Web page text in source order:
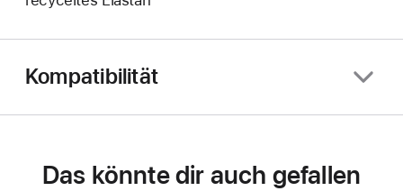
Kompatibilität
Das könnte dir auch gefallen